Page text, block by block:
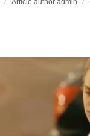
Article author admin